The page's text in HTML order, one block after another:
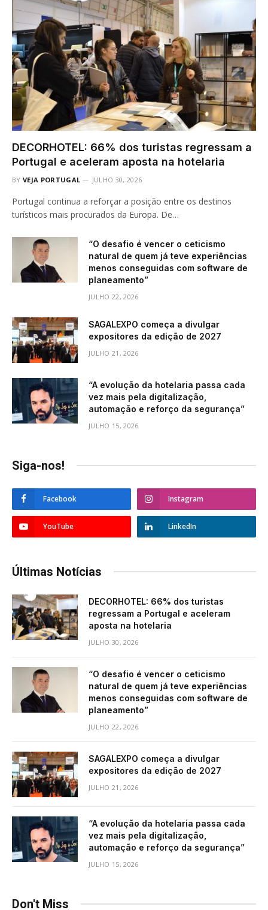
DECORHOTEL: 66% dos turistas regressam a
Portugal e aceleram aposta na hotelaria
BY VEJA PORTUGAL JULHO 30, 2026
Portugal continua a reforçar a posição entre os destinos
turísticos mais procurados da Europa. De…
“O desafio é vencer o ceticismo
natural de quem já teve experiências
menos conseguidas com software de
planeamento”
JULHO 22, 2026
SAGALEXPO começa a divulgar
expositores da edição de 2027
JULHO 21, 2026
“A evolução da hotelaria passa cada
vez mais pela digitalização,
automação e reforço da segurança”
JULHO 15, 2026
Siga-nos!
Facebook Instagram
YouTube LinkedIn
Últimas Notícias
DECORHOTEL: 66% dos turistas
regressam a Portugal e aceleram
aposta na hotelaria
JULHO 30, 2026
“O desafio é vencer o ceticismo
natural de quem já teve experiências
menos conseguidas com software de
planeamento”
JULHO 22, 2026
SAGALEXPO começa a divulgar
expositores da edição de 2027
JULHO 21, 2026
“A evolução da hotelaria passa cada
vez mais pela digitalização,
automação e reforço da segurança”
JULHO 15, 2026
Don't Miss